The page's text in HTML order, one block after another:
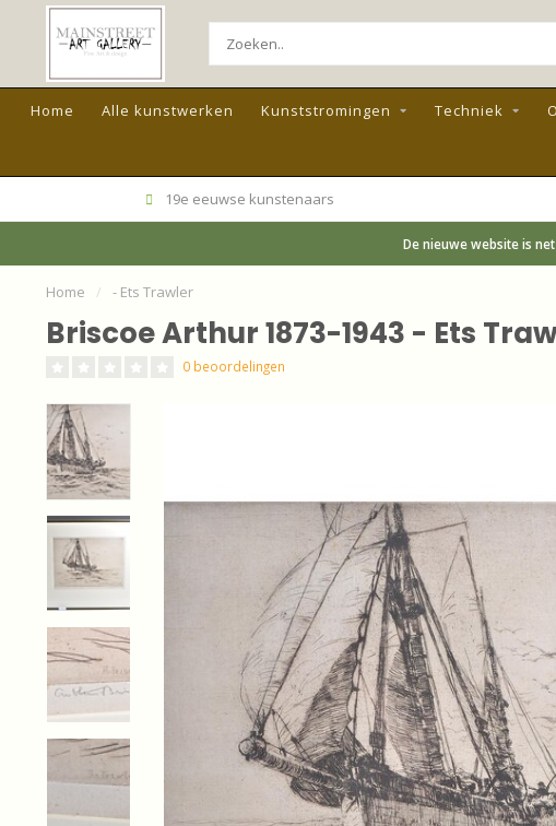
Home Alle kunstwerken Kunststromingen Techniek
19e eeuwse kunstenaars
De nieuwe website is
Home / - Ets Trawler
Briscoe Arthur 1873-1943 - Ets
0 beoordelingen